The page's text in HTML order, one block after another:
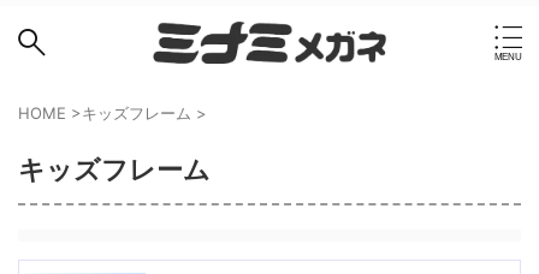
HOME >キッズフレーム >
キッズフレーム